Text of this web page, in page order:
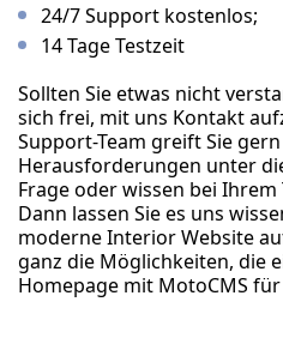
24/7 Support kostenlos;
14 Tage Testzeit
Sollten Sie etwas nicht
sich frei, mit uns Kontakt
Support-Team greift Sie
Herausforderungen unter
Frage oder wissen bei
Dann lassen Sie es uns
moderne Interior Website
ganz die Möglichkeiten, die
Homepage mit MotoCMS